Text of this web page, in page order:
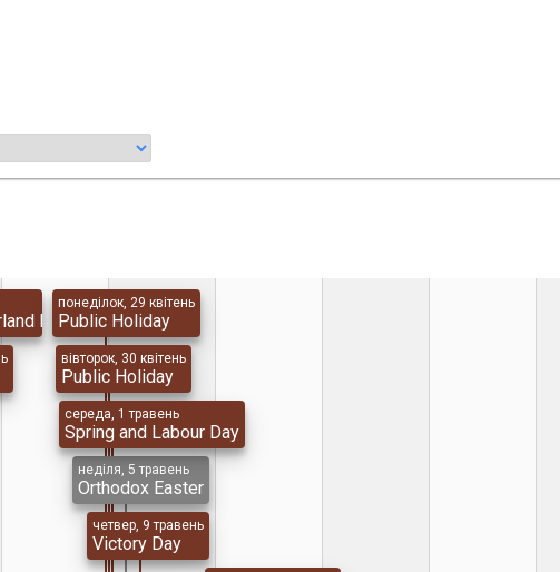
Day
понеділок, 29 квітень
Public Holiday
вівторок, 30 квітень
Public Holiday
середа, 1 травень
Spring and Labour Day
неділя, 5 травень
Orthodox Easter
четвер, 9 травень
Victory Day